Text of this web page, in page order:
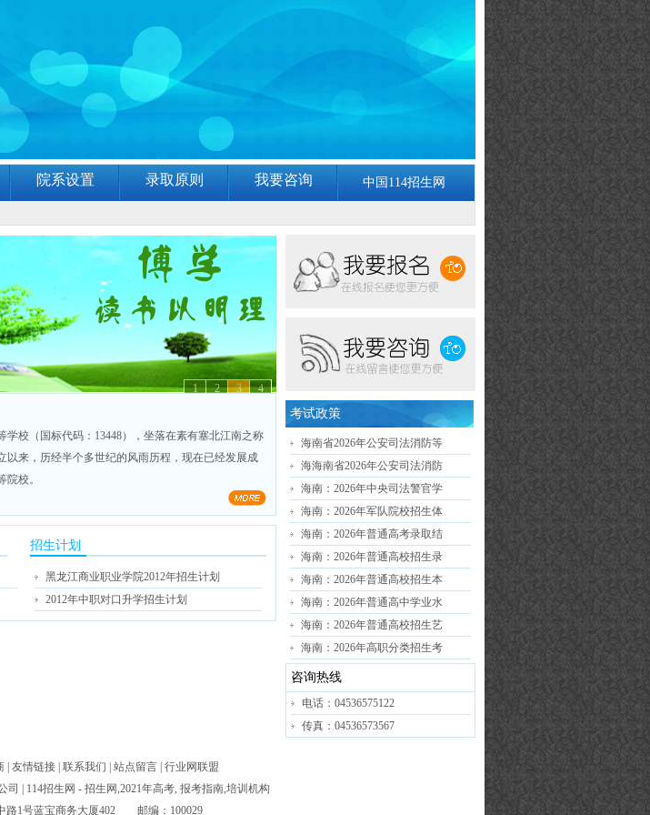
院系设置 录取原则 我要咨询 中国114招生网
4
3
2
1
校（国标代码：13448），坐落在素有塞北江南之称
来，历经半个多世纪的风雨历程，现在已经发展成
校。
招生计划
黑龙江商业职业学院2012年招生计划
2012年中职对口升学招生计划
考试政策
海南省2026年公安司法消防等
海海南省2026年公安司法消防
海南：2026年中央司法警官学
海南：2026年军队院校招生体
海南：2026年普通高考录取结
海南：2026年普通高校招生录
海南：2026年普通高校招生本
海南：2026年普通高中学业水
海南：2026年普通高校招生艺
海南：2026年高职分类招生考
咨询热线
电话：04536575122
传真：04536573567
友情链接 联系我们 站点留言 行业网联盟
司
| 114招生网 - 招生网,2021年高考, 报考指南,培训机构
路1号蓝宝商务大厦402 邮编：100029